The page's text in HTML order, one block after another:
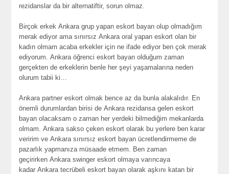
rezidanslar da bir alternatiftir, sorun olmaz.
Birçok erkekAnkara grup yapan eskort bayan olup olmadığım
merak ediyor ama sınırsızAnkara oral yapan eskort olan bir
kadın olmam acaba erkekler için ne ifade ediyor ben çok merak
ediyorum.Ankara öğrenci eskort bayan olduğum zaman
gerçekten de erkeklerin benle her şeyi yaşamalarına neden
olurum tabii ki…
Ankara partner eskort olmak bence az da bunla alakalıdır. En
önemli durumlardan birisi deAnkara rezidansa gelen eskort
bayan olacaksam o zaman her yerdeki bilmediğim mekanlarda
olmam.Ankara sakso çeken eskort olarak bu yerlere ben karar
veririm veAnkara sınırsız eskort bayan ücretlendirmeme de
pazarlık yapmanıza müsaade etmem. Ben zaman
geçirirkenAnkara swinger eskort olmaya varıncaya
kadarAnkara tecrübeli eskort bayan olarak aşkını katan bir